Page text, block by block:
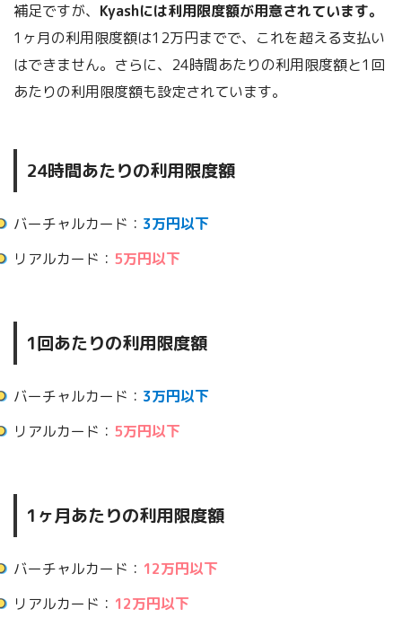
補足ですが、 Kyashには利用限度額が用意されています。
1ヶ月の利用限度額は12万円までで、これを超える支払い
はできません。さらに、24時間あたりの利用限度額と1回
あたりの利用限度額も設定されています。
24時間あたりの利用限度額
バーチャルカード： 3万円以下
リアルカード： 5万円以下
1回あたりの利用限度額
バーチャルカード： 3万円以下
リアルカード： 5万円以下
1ヶ月あたりの利用限度額
バーチャルカード： 12万円以下
リアルカード： 12万円以下